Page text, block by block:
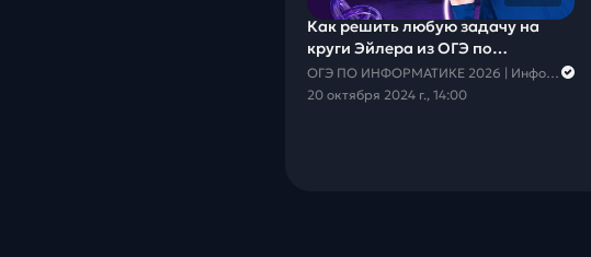
Как решить любую задачу на
круги Эйлера из ОГЭ по
информатике
20 октября 2024 г., 14:00